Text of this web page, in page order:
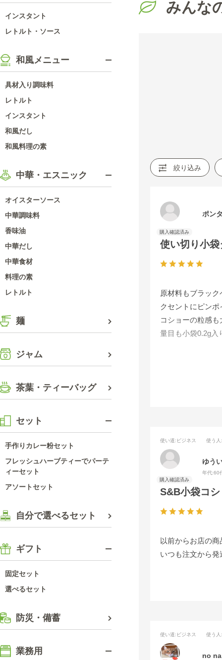
インスタント
レトルト・ソース
和風メニュー
具材入り調味料
レトルト
インスタント
和風だし
和風料理の素
中華・エスニック
オイスターソース
中華調味料
香味油
中華だし
中華食材
料理の素
レトルト
麺
ジャム
茶葉・ティーバッグ
セット
手作りカレー粉セット
フレッシュハーブティーでパーテ
ィーセット
アソートセット
自分で選べるセット
ギフト
固定セット
選べるセット
防災・備蓄
業務用
みんな
絞り込み
使い切り小
ポン
原材料もブラッ
クセントにピン
コショーの粒感
量目も小袋0.2g入
S&B小袋コ
使い道:ビジネス 使う人
ゆう
年代:60
以前からお店の
いつも注文から
使い道:ビジネス 使う人
no